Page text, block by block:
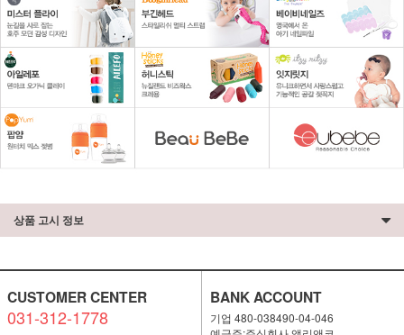
상품 고시 정보
CUSTOMER CENTER
031-312-1778
BANK ACCOUNT
기업 480-038490-04-046